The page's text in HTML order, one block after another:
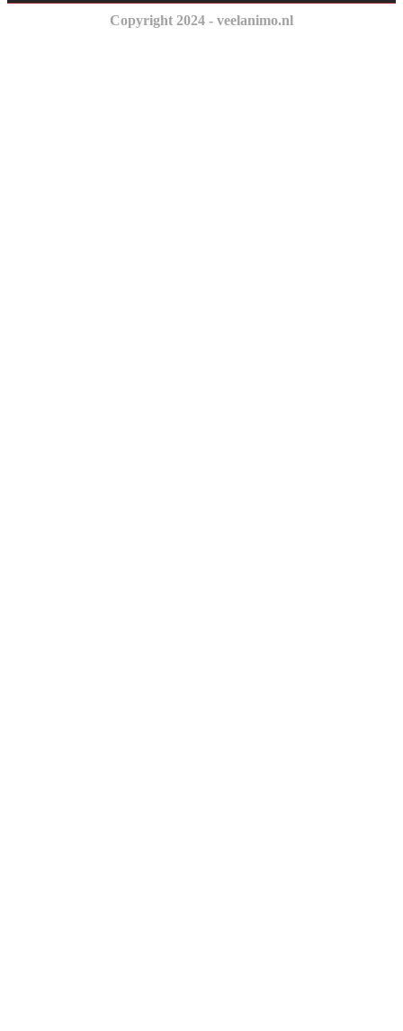
Copyright 2024 - veelanimo.nl